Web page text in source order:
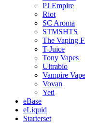
PJ Empire
Riot
SC Aroma
STMSHTS
The Vaping
T-Juice
Tony Vapes
Ultrabio
Vampire Vape
Vovan
Yeti
eBase
eLiquid
Starterset